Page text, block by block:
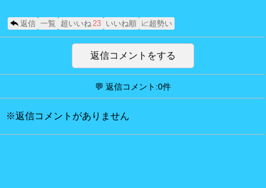
返信 一覧 超いいね23 いいね順 📈超勢い
返信コメントをする
💬 返信コメント:0件
※返信コメントがありません